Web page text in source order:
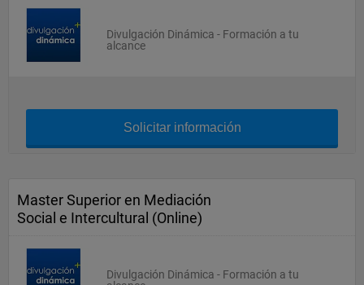
Divulgación Dinámica - Formación a tu
alcance
Solicitar información
Master Superior en Mediación
Social e Intercultural (Online)
Divulgación Dinámica - Formación a tu